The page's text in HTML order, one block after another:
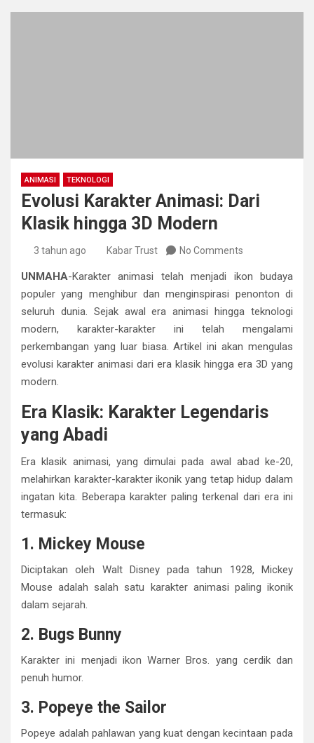
ANIMASI TEKNOLOGI
Evolusi Karakter Animasi: Dari
Klasik hingga 3D Modern
3 tahun ago Kabar Trust No Comments
UNMAHA-Karakter animasi telah menjadi ikon budaya
populer yang menghibur dan menginspirasi penonton di
seluruh dunia. Sejak awal era animasi hingga teknologi
modern, karakter-karakter ini telah mengalami
perkembangan yang luar biasa. Artikel ini akan mengulas
evolusi karakter animasi dari era klasik hingga era 3D yang
modern.
Era Klasik: Karakter Legendaris
yang Abadi
Era klasik animasi, yang dimulai pada awal abad ke-20,
melahirkan karakter-karakter ikonik yang tetap hidup dalam
ingatan kita. Beberapa karakter paling terkenal dari era ini
termasuk:
1. Mickey Mouse
Diciptakan oleh Walt Disney pada tahun 1928, Mickey
Mouse adalah salah satu karakter animasi paling ikonik
dalam sejarah.
2. Bugs Bunny
Karakter ini menjadi ikon Warner Bros. yang cerdik dan
penuh humor.
3. Popeye the Sailor
Popeye adalah pahlawan yang kuat dengan kecintaan pada